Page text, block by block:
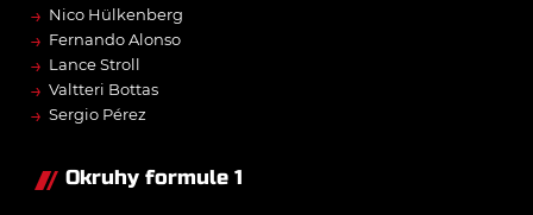
→ Nico Hülkenberg
→ Fernando Alonso
→ Lance Stroll
→ Valtteri Bottas
→ Sergio Pérez
Okruhy formule 1